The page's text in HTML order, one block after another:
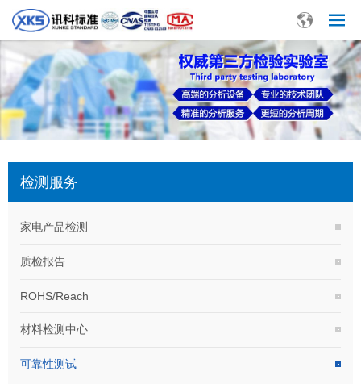
检测服务
家电产品检测
质检报告
ROHS/Reach
材料检测中心
可靠性测试